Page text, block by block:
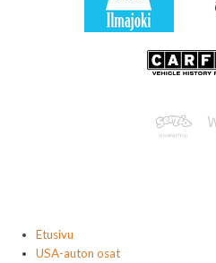
Etusivu
USA-auton osat